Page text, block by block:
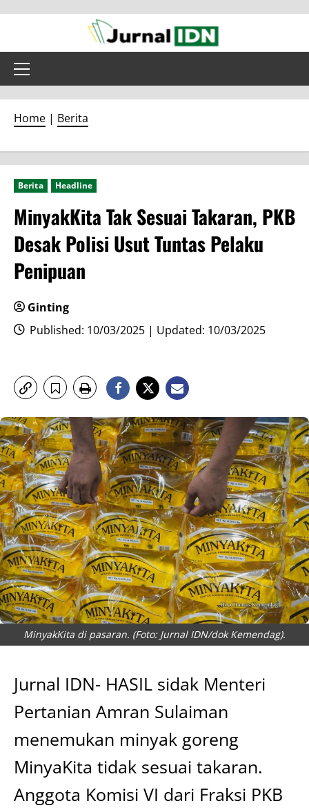
content
Primary
Home | Berita
Berita Headline
MinyakKita Tak Sesuai Takaran, PKB
Desak Polisi Usut Tuntas Pelaku
Penipuan
Ginting
Published: 10/03/2025 | Updated: 10/03/2025
MinyakKita di pasaran. (Foto: Jurnal IDN/dok Kemendag).
Jurnal IDN- HASIL sidak Menteri
Pertanian Amran Sulaiman
menemukan minyak goreng
MinyaKita tidak sesuai takaran.
Anggota Komisi VI dari Fraksi PKB